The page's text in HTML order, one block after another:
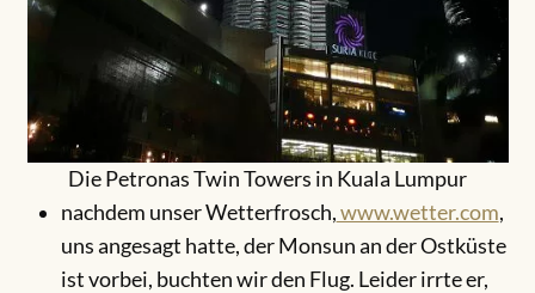
Die Petronas Twin Towers in Kuala Lumpur
nachdem unser Wetterfrosch,www.wetter.com,
uns angesagt hatte, der Monsun an der Ostküste
ist vorbei, buchten wir den Flug. Leider irrte er,